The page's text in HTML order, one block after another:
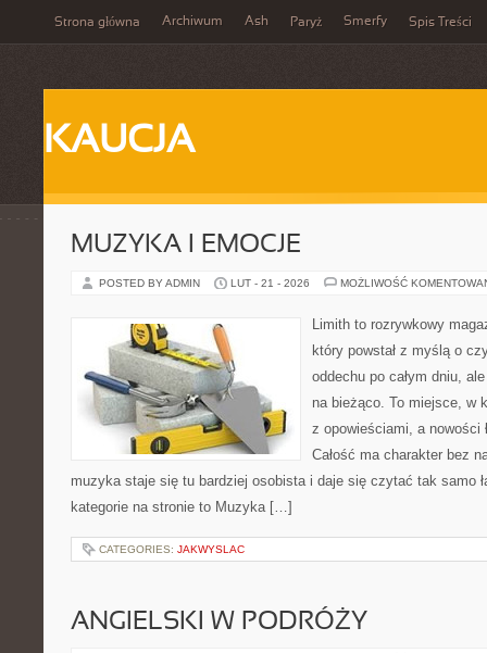
Strona główna Archiwum Ash Paryż Smerfy Spis Treści
KAUCJA
MUZYKA I EMOCJE
POSTED BY ADMIN LUT - 21 - 2026 MOŻLIWOŚĆ
Limith to rozrywkowy
który powstał z myślą o
oddechu po całym dniu,
na bieżąco. To miejsce, w
z opowieściami, a nowości
Całość ma charakter bez
muzyka staje się tu bardziej osobista i daje się czytać tak samo
kategorie na stronie to Muzyka […]
CATEGORIES: JAKWYSLAC
ANGIELSKI W PODRÓŻY